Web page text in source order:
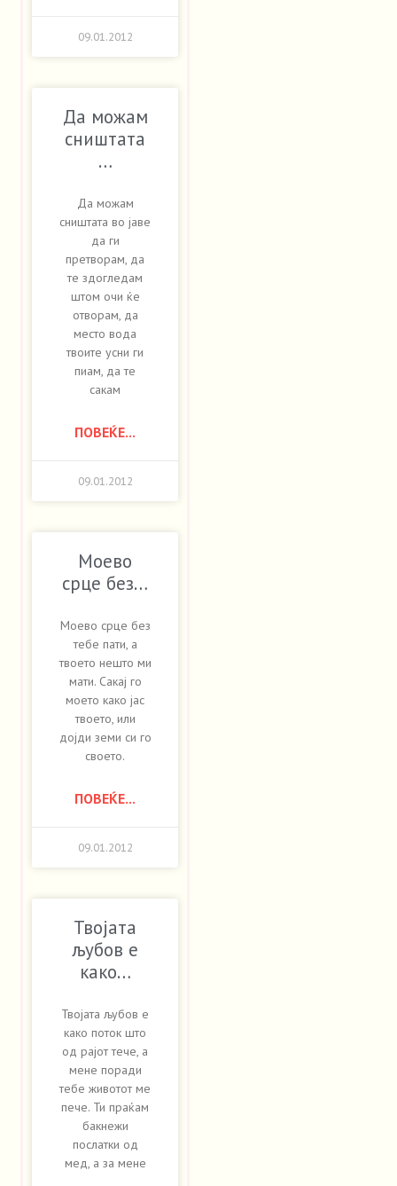
09.01.2012
Да можам
сништата
…
Да можам
сништата во јаве
да ги
претворам, да
те здогледам
штом очи ќе
отворам, да
место вода
твоите усни ги
пиам, да те
сакам
ПОВЕЌЕ...
09.01.2012
Моево
срце без…
Моево срце без
тебе пати, а
твоето нешто ми
мати. Сакај го
моето како јас
твоето, или
дојди земи си го
своето.
ПОВЕЌЕ...
09.01.2012
Твојата
љубов е
како…
Твојата љубов е
како поток што
од рајот тече, а
мене поради
тебе животот ме
пече. Ти праќам
бакнежи
послатки од
мед, а за мене